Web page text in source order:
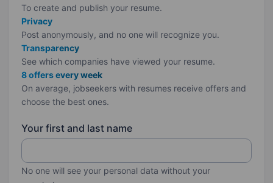
To create and publish your resume.
Privacy
Post anonymously, and no one will recognize you.
Transparency
See which companies have viewed your resume.
8 offers every week
On average, jobseekers with resumes receive offers and
choose the best ones.
Your first and last name
No one will see your personal data without your